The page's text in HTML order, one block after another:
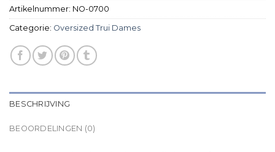
Artikelnummer: NO-0700
Categorie: Oversized Trui Dames
BESCHRIJVING
BEOORDELINGEN (0)